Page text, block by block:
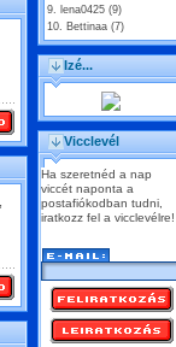
9. lena0425 (9)
10. Bettinaa (7)
Izé...
Vicclevél
Ha szeretnéd a nap
viccét naponta a
postafiókodban tudni,
iratkozz fel a vicclevélre!